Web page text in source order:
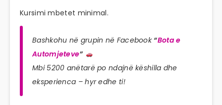
Kursimi mbetet minimal.
Bashkohu në grupin në Facebook “Bota e
Automjeteve”
Mbi 5200 anëtarë po ndajnë këshilla dhe
eksperienca – hyr edhe ti!